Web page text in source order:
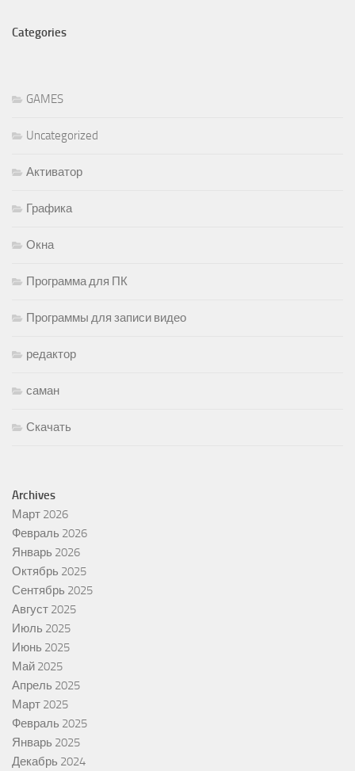
Categories
GAMES
Uncategorized
Активатор
Графика
Окна
Программа для ПК
Программы для записи видео
редактор
саман
Скачать
Archives
Март 2026
Февраль 2026
Январь 2026
Октябрь 2025
Сентябрь 2025
Август 2025
Июль 2025
Июнь 2025
Май 2025
Апрель 2025
Март 2025
Февраль 2025
Январь 2025
Декабрь 2024